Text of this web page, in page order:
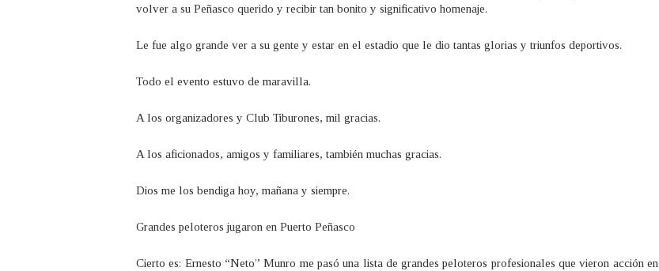
volver a su Peñasco querido y recibir tan bonito y significativo homenaje.
Le fue algo grande ver a su gente y estar en el estadio que le dio tantas glorias y triunfos deportivos.
Todo el evento estuvo de maravilla.
A los organizadores y Club Tiburones, mil gracias.
A los aficionados, amigos y familiares, también muchas gracias.
Dios me los bendiga hoy, mañana y siempre.
Grandes peloteros jugaron en Puerto Peñasco
Cierto es: Ernesto “Neto” Munro me pasó una lista de grandes peloteros profesionales que vieron acción en